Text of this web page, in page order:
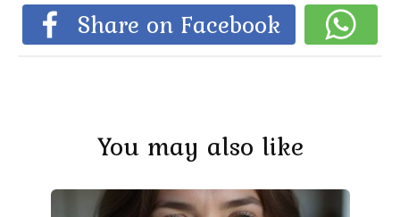
Share on Facebook
You may also like